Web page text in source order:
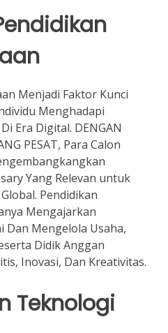
Menjadi Faktor Kunci
Menghadapi
Era Digital. DENGAN
PESAT, Para Calon
Yang Relevan untuk
Pendidikan
Mengajarkan
Dan Mengelola Usaha,
Didik Anggan
Inovasi, Dan Kreativitas.
Teknologi